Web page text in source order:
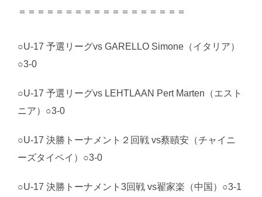
＝＝＝＝＝＝＝＝＝＝＝＝＝＝＝＝＝＝
○U-17 予選リーグvs GARELLO Simone（イタリア）
○3-0
○U-17 予選リーグvs LEHTLAAN Pert Marten（エスト
ニア）○3-0
○U-17 決勝トーナメント２回戦 vs蔡賾安（チャイニ
ーズタイペイ）○3-0
○U-17 決勝トーナメント3回戦 vs翟家楽（中国）○3-1